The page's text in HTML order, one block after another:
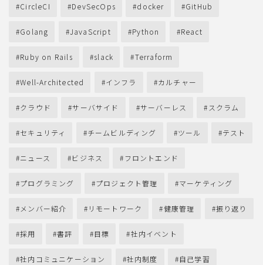
CircleCI DevSecOps docker GitHub
Golang JavaScript Python React
Ruby on Rails slack Terraform
Well-Architected インフラ カルチャー
クラウド サーバサイド サーバーレス スクラム
セキュリティ チームビルディング ツール テスト
ニュース ビジネス フロントエンド
プログラミング プロジェクト管理 マーケティング
メンバー紹介 リモートワーク 健康管理 振り返り
採用 書評 目標 社内イベント
社内コミュニケーション 社内制度 自己学習